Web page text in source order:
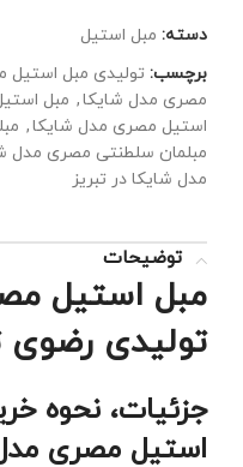
دسته: مبل استیل
برچسب: تولیدی مبل استیل
مصری مدل شایکا, مبل
استیل مصری مدل شایکا,
مبلمان سلطنتی مصری مدل
مدل شایکا در تبریز
توضیحات
مبل استیل
تولیدی رضوی
جزئیات، نحوه
استیل مصری